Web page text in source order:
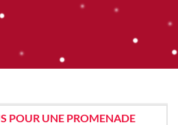
POUR UNE PROMENADE